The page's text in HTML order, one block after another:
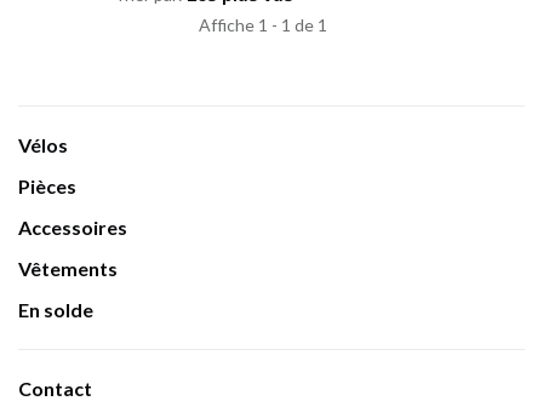
Affiche 1 - 1 de 1
Vélos
Pièces
Accessoires
Vêtements
En solde
Contact